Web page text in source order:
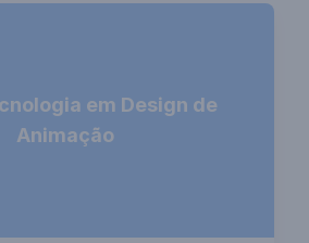
em Design de
Animação